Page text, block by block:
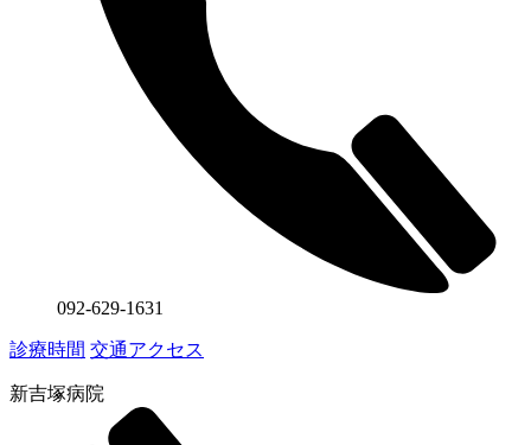
092-629-1631
診療時間 交通アクセス
新吉塚病院